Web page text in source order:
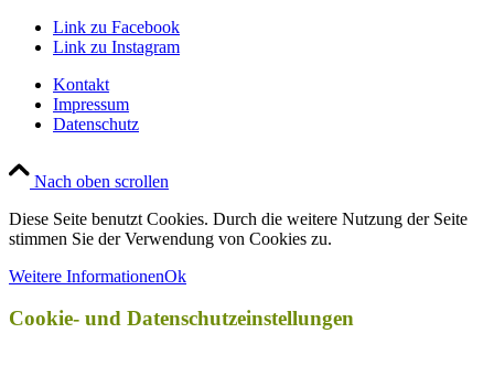
Link zu Facebook
Link zu Instagram
Kontakt
Impressum
Datenschutz
Nach oben scrollen
Diese Seite benutzt Cookies. Durch die weitere Nutzung der Seite
stimmen Sie der Verwendung von Cookies zu.
Weitere InformationenOk
Cookie- und Datenschutzeinstellungen